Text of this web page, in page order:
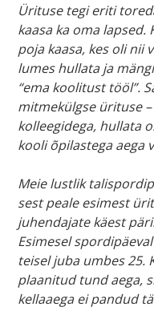
Ürituse tegi eriti
kaasa ka oma
poja kaasa, kes oli nii
lumes hullata ja
“ema koolitust tööl”.
mitmekülgse ürituse
kolleegidega, hullata
kooli õpilastega aega
Meie lustlik
sest peale esimest
juhendajate käest
Esimesel
teisel juba umbes 25.
plaanitud tund aega,
kellaaega ei pandud